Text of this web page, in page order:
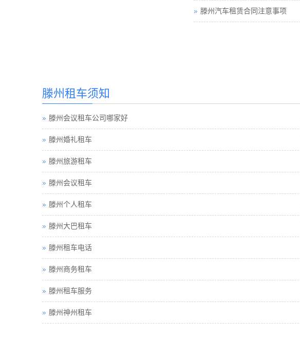
滕州汽车租赁合同注意事项
滕州租车须知
滕州会议租车公司哪家好
滕州婚礼租车
滕州旅游租车
滕州会议租车
滕州个人租车
滕州大巴租车
滕州租车电话
滕州商务租车
滕州租车服务
滕州神州租车